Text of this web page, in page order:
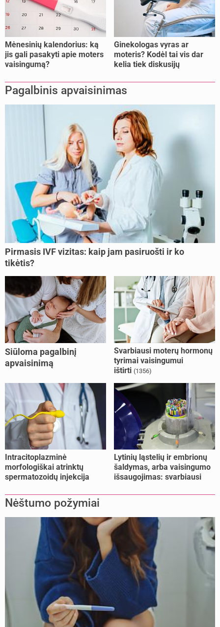
Mėnesinių kalendorius: ką
jis gali pasakyti apie moters
vaisingumą?
Ginekologas vyras ar
moteris? Kodėl tai vis dar
kelia tiek diskusijų
Pagalbinis apvaisinimas
Pirmasis IVF vizitas: kaip jam pasiruošti ir ko
tikėtis?
Siūloma pagalbinį
apvaisinimą
nesusituokusiems, ir
vienišoms moterims
(10)
Svarbiausi moterų hormonų
tyrimai vaisingumui
ištirti (1356)
Intracitoplazminė
morfologiškai atrinktų
spermatozoidų injekcija
Lytinių ląstelių ir embrionų
šaldymas, arba vaisingumo
išsaugojimas: svarbiausi
Nėštumo požymiai